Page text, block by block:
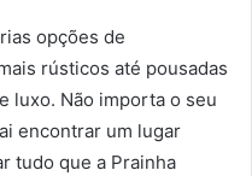
opções de
rústicos até pousadas
luxo. Não importa o seu
encontrar um lugar
tudo que a Prainha